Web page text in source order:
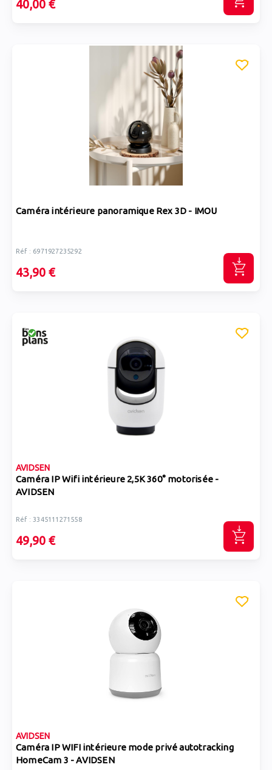
40,00 €
Caméra intérieure panoramique Rex 3D - IMOU
Réf : 6971927235292
43,90 €
AVIDSEN
Caméra IP Wifi intérieure 2,5K 360° motorisée -
AVIDSEN
Réf : 3345111271558
49,90 €
AVIDSEN
Caméra IP WIFI intérieure mode privé autotracking
HomeCam 3 - AVIDSEN